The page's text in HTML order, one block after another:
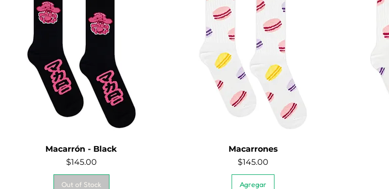
Quick View
Macarrón - Black
Price
$145.00
Out of Stock
Quick View
Macarrones
Price
$145.00
Agregar